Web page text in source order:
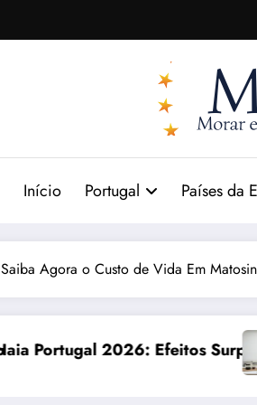
Início Portugal Países da
Saiba Agora o Custo de Vida Em
e Oportunidades
Custo de vida em Portugal